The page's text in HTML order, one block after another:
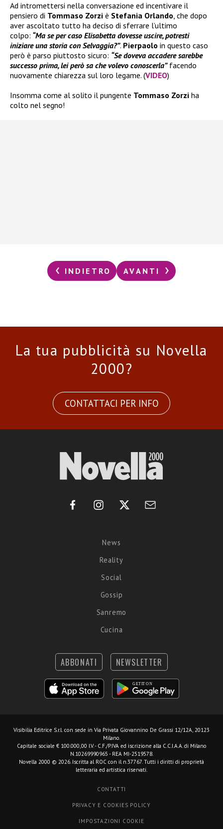
Ad intromettersi nella conversazione ed incentivare il
pensiero di Tommaso Zorzi è Stefania Orlando, che dopo
aver ascoltato tutto ha deciso di sferrare l’ultimo
colpo: “Ma se per caso Elisabetta dovesse uscire, potresti
iniziare una storia con Selvaggia?”. Pierpaolo in questo caso
però è parso piuttosto sicuro: “Se doveva accadere sarebbe
successo prima, lei però sa che volevo conoscerla”facendo
nuovamente chiarezza sul loro legame. (VIDEO)
Insomma come al solito il pungente Tommaso Zorzi ha
colto nel segno!
INDIETRO AVANTI
La tua pubblicità su Novella
2000?
CONTATTACI PER INFO
News
Reality
Social
Gossip
Sanremo
Cucina
ABBONATI NEWSLETTER
Visibilia Editrice S.r.l. con sede in Via Privata Giovannino De Grassi 12/12A, 20123
Milano.
Capitale sociale € 100.000,00 I.V. - C.F./P.IVA ed iscrizione alla C.C.I.A.A. di Milano
N.10269990965 - REA MI-2519578.
Novella 2000 © 2026. Iscritta al ROC con il n.37767. Tutti i diritti di proprietà
letteraria ed artistica riservati.
CONTATTI
PRIVACY E COOKIES POLICY
IMPOSTAZIONI COOKIE